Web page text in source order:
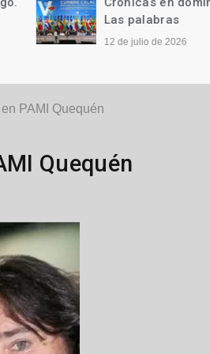
Las palabras
12 de julio de 2026
PAMI Quequén
Quequén